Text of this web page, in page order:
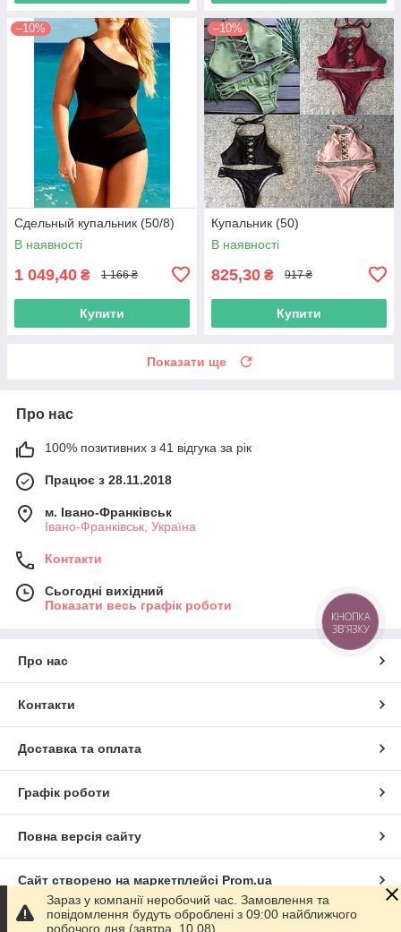
–10%
Сдельный купальник (50/8)
В наявності
1 049,40 ₴ 1 166 ₴
Купити
–10%
Купальник (50)
В наявності
825,30 ₴ 917 ₴
Купити
Показати ще
Про нас
100% позитивних з 41 відгука за рік
Працює з 28.11.2018
м. Івано-Франківськ
Івано-Франківськ, Україна
Контакти
Сьогодні вихідний
Показати весь графік роботи
Про нас
Контакти
Доставка та оплата
Графік роботи
Повна версія сайту
Сайт створено на маркетплейсі Prom.ua
Політика конфіденційності
Зараз у компанії неробочий час. Замовлення та
повідомлення будуть оброблені з 09:00 найближчого
робочого дня (завтра, 10.08).
КНОПКА
ЗВ'ЯЗКУ